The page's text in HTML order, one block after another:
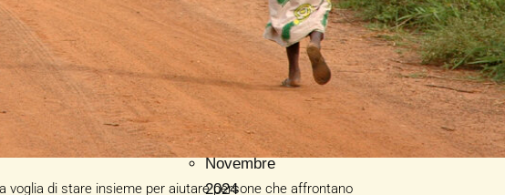
Marafioti
Novembre
2024
2022
Novembre
2022
Foto
Giorgio
Marafioti
Novembre
2024
voglia di stare insieme per aiutare persone che affrontano